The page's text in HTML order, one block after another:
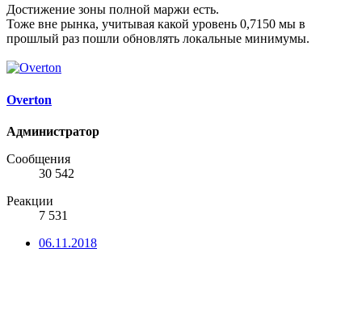
Достижение зоны полной маржи есть.
Тоже вне рынка, учитывая какой уровень 0,7150 мы в
прошлый раз пошли обновлять локальные минимумы.
Overton
Администратор
Сообщения
30 542
Реакции
7 531
06.11.2018